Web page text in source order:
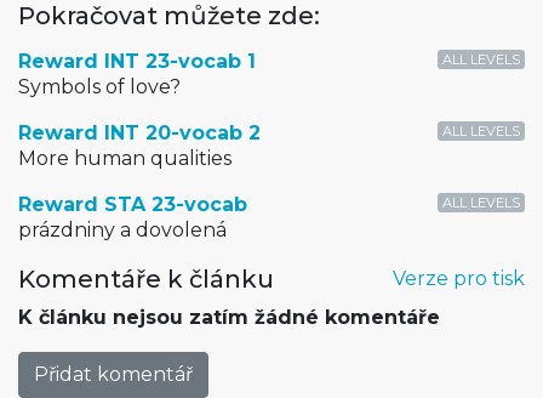
Pokračovat můžete zde:
ALL LEVELS
Reward INT 23-vocab 1
Symbols of love?
ALL LEVELS
Reward INT 20-vocab 2
More human qualities
ALL LEVELS
Reward STA 23-vocab
prázdniny a dovolená
Verze pro tisk
Komentáře k článku
K článku nejsou zatím žádné komentáře
Přidat komentář